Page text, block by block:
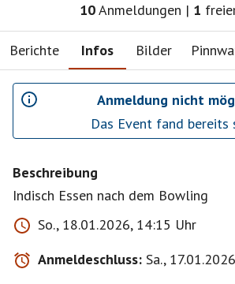
10Anmeldungen | 1
Berichte Infos Bilder
Anmeldung nicht
Das Event fand
Beschreibung
Indisch Essen nach dem Bowling
So., 18.01.2026, 14:15 Uhr
Anmeldeschluss: Sa.,